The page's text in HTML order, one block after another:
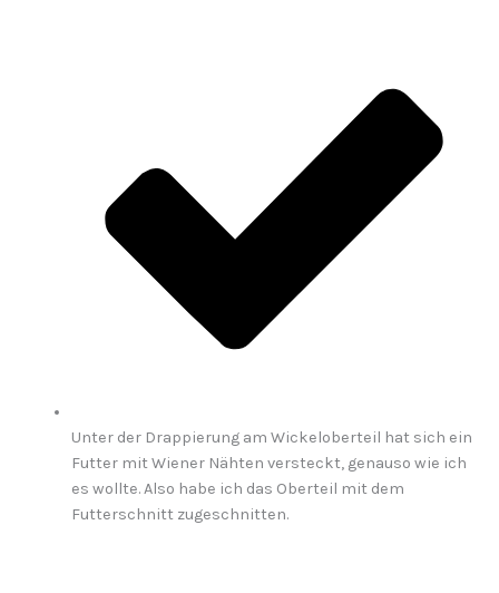
Unter der Drappierung am Wickeloberteil hat sich ein
Futter mit Wiener Nähten versteckt, genauso wie ich
es wollte. Also habe ich das Oberteil mit dem
Futterschnitt zugeschnitten.